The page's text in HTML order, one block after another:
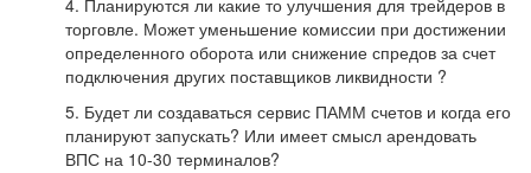
4. Планируются ли какие то улучшения для трейдеров в
торговле. Может уменьшение комиссии при достижении
определенного оборота или снижение спредов за счет
подключения других поставщиков ликвидности ?
5. Будет ли создаваться сервис ПАММ счетов и когда его
планируют запускать? Или имеет смысл арендовать
ВПС на 10-30 терминалов?